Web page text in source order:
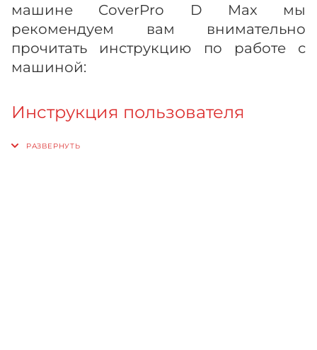
машине CoverPro D Max мы
рекомендуем вам внимательно
прочитать инструкцию по работе с
машиной:
Инструкция пользователя